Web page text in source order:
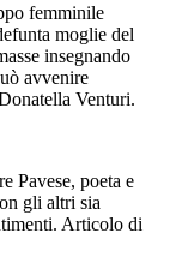
femminile
moglie del
insegnando
avvenire
Venturi.
Pavese, poeta e
gli altri sia
Articolo di